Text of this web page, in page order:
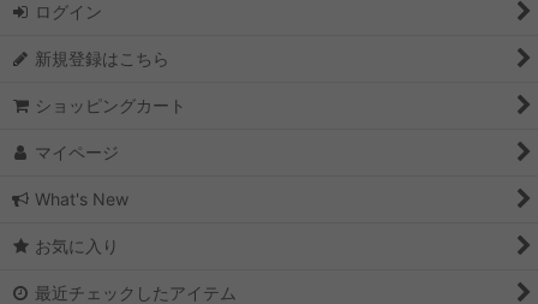
ログイン
新規登録はこちら
ショッピングカート
マイページ
What's New
お気に入り
最近チェックしたアイテム